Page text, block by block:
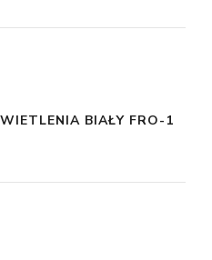
BIAŁY FRO-1